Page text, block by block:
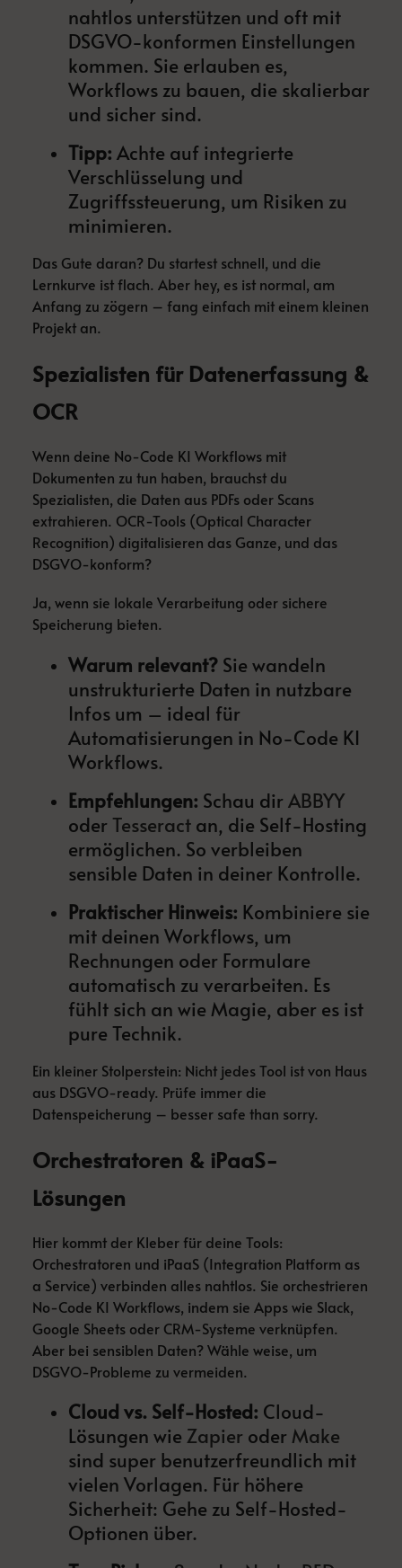
nahtlos unterstützen und oft mit
DSGVO-konformen Einstellungen
kommen. Sie erlauben es,
Workflows zu bauen, die skalierbar
und sicher sind.
Tipp: Achte auf integrierte
Verschlüsselung und
Zugriffssteuerung, um Risiken zu
minimieren.
Das Gute daran? Du startest schnell, und die
Lernkurve ist flach. Aber hey, es ist normal, am
Anfang zu zögern – fang einfach mit einem kleinen
Projekt an.
Spezialisten für Datenerfassung &
OCR
Wenn deine No-Code KI Workflows mit
Dokumenten zu tun haben, brauchst du
Spezialisten, die Daten aus PDFs oder Scans
extrahieren. OCR-Tools (Optical Character
Recognition) digitalisieren das Ganze, und das
DSGVO-konform?
Ja, wenn sie lokale Verarbeitung oder sichere
Speicherung bieten.
Warum relevant? Sie wandeln
unstrukturierte Daten in nutzbare
Infos um – ideal für
Automatisierungen in No-Code KI
Workflows.
Empfehlungen: Schau dir ABBYY
oder Tesseract an, die Self-Hosting
ermöglichen. So verbleiben
sensible Daten in deiner Kontrolle.
Praktischer Hinweis: Kombiniere sie
mit deinen Workflows, um
Rechnungen oder Formulare
automatisch zu verarbeiten. Es
fühlt sich an wie Magie, aber es ist
pure Technik.
Ein kleiner Stolperstein: Nicht jedes Tool ist von Haus
aus DSGVO-ready. Prüfe immer die
Datenspeicherung – besser safe than sorry.
Orchestratoren & iPaaS-
Lösungen
Hier kommt der Kleber für deine Tools:
Orchestratoren und iPaaS (Integration Platform as
a Service) verbinden alles nahtlos. Sie orchestrieren
No-Code KI Workflows, indem sie Apps wie Slack,
Google Sheets oder CRM-Systeme verknüpfen.
Aber bei sensiblen Daten? Wähle weise, um
DSGVO-Probleme zu vermeiden.
Cloud vs. Self-Hosted: Cloud-
Lösungen wie Zapier oder Make
sind super benutzerfreundlich mit
vielen Vorlagen. Für höhere
Sicherheit: Gehe zu Self-Hosted-
Optionen über.